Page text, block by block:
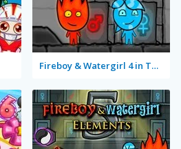
Fireboy & Watergirl 4 in The Crystal Temple